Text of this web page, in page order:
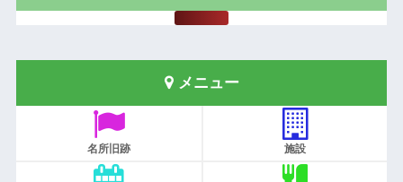
メニュー
名所旧跡 施設